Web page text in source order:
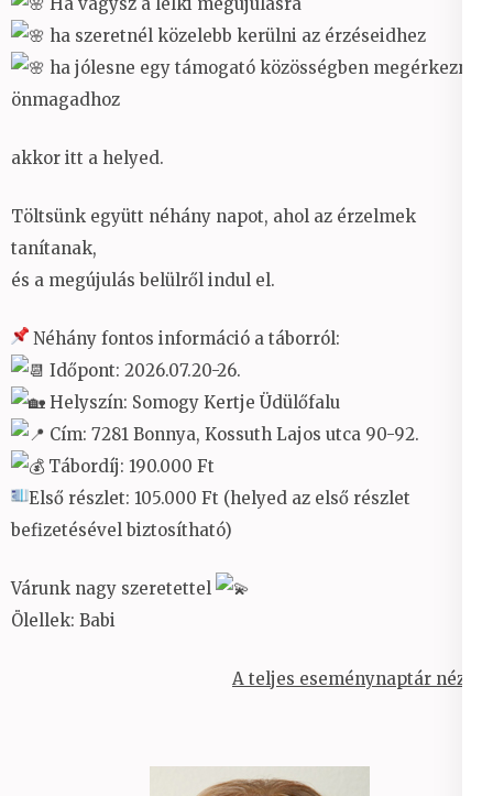
ha szeretnél közelebb kerülni az érzéseidhez
ha jólesne egy támogató közösségben megérkezni
önmagadhoz
akkor itt a helyed.
Töltsünk együtt néhány napot, ahol az érzelmek
tanítanak,
és a megújulás belülről indul el.
Néhány fontos információ a táborról:
Időpont: 2026.07.20-26.
Helyszín: Somogy Kertje Üdülőfalu
Cím: 7281 Bonnya, Kossuth Lajos utca 90-92.
Tábordíj: 190.000 Ft
Első részlet: 105.000 Ft (helyed az első részlet
befizetésével biztosítható)
Várunk nagy szeretettel
Ölellek: Babi
A teljes eseménynaptár nézet